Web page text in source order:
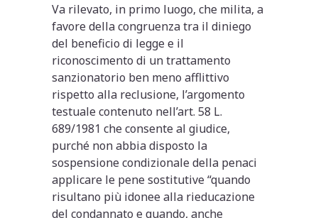
Va rilevato, in primo luogo, che milita, a
favore della congruenza tra il diniego
del beneficio di legge e il
riconoscimento di un trattamento
sanzionatorio ben meno afflittivo
rispetto alla reclusione, l’argomento
testuale contenuto nell’art. 58 L.
689/1981 che consente al giudice,
purché non abbia disposto la
sospensione condizionale della penaci
applicare le pene sostitutive “quando
risultano più idonee alla rieducazione
del condannato e quando, anche